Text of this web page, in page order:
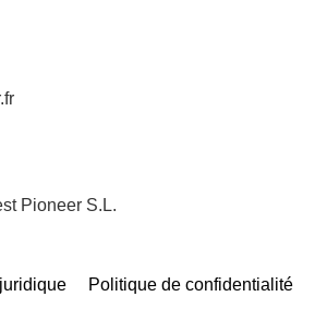
Pioneer S.L.
Politique de confidentialité